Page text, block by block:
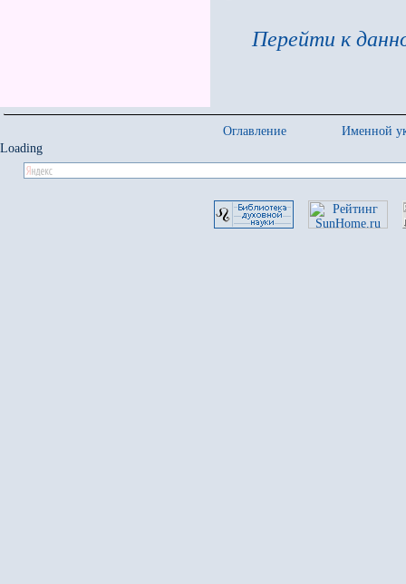
Перейти к
Оглавление
Именной
Loading